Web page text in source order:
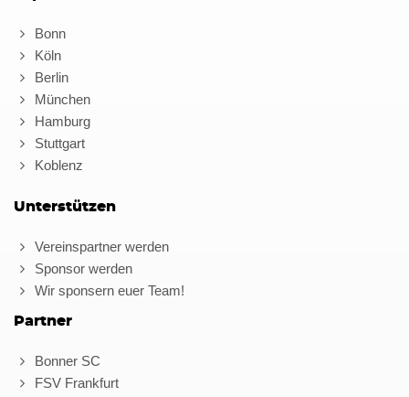
Bonn
Köln
Berlin
München
Hamburg
Stuttgart
Koblenz
Unterstützen
Vereinspartner werden
Sponsor werden
Wir sponsern euer Team!
Partner
Bonner SC
FSV Frankfurt